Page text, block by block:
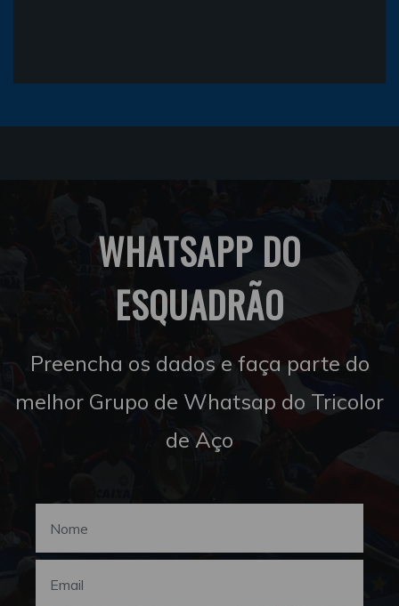
WHATSAPP DO
ESQUADRÃO
Preencha os dados e faça parte do
melhor Grupo de Whatsap do Tricolor
de Aço